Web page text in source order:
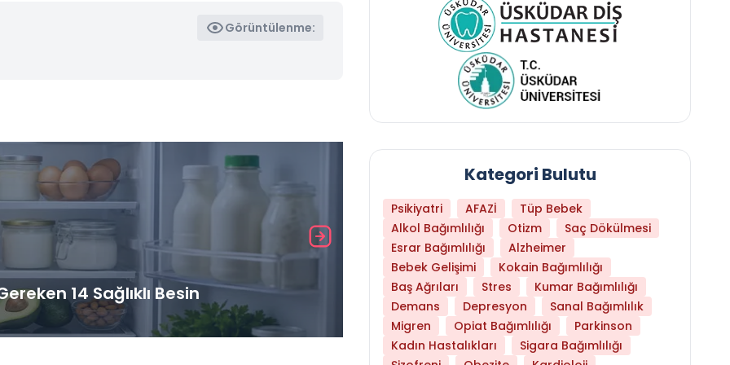
Görüntülenme:
14 Sağlıklı Besin Hangi Yaşta Hangi Testi Yaptırmanız
Kategori Bulutu
Psikiyatri AFAZİ
Tüp Bebek
Alkol Bağımlılığı
Otizm
Saç Dökülmesi
Esrar Bağımlılığı
Alzheimer
Bebek Gelişimi
Kokain Bağımlılığı
Baş Ağrıları
Stres
Kumar Bağımlılığı
Demans
Depresyon
Sanal Bağımlılık
Migren
Opiat Bağımlılığı
Parkinson
Kadın Hastalıkları
Sigara Bağımlılığı